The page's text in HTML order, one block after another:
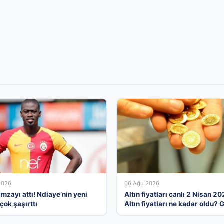
attı! Ndiaye’nin yeni
şaşırttı
06 Ağu 2026
Altın fiyatları canlı 2 Nisan
Altın fiyatları ne kadar oldu?